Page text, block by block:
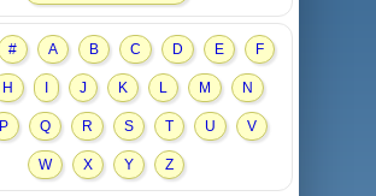
# A B C D E F
H J K L M N
P Q R S T U V
W X Y Z